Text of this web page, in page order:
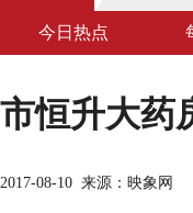
今日热点
市恒升大药
2017-08-10 来源：映象网